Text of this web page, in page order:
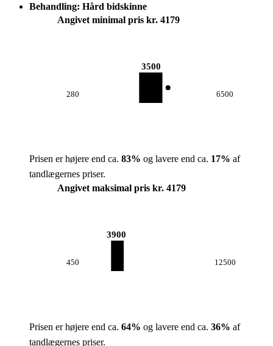
Behandling: Hård bidskinne
Angivet minimal pris kr. 4179
280
3500
6500
Prisen er højere end ca. 83% og lavere end ca. 17% af
tandlægernes priser.
Angivet maksimal pris kr. 4179
450
3900
12500
Prisen er højere end ca. 64% og lavere end ca. 36% af
tandlægernes priser.